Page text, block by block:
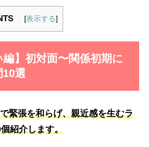
[表示する]
編】初対面〜関係初期に
選
緊張を和らげ、親近感を生むラ
紹介します。